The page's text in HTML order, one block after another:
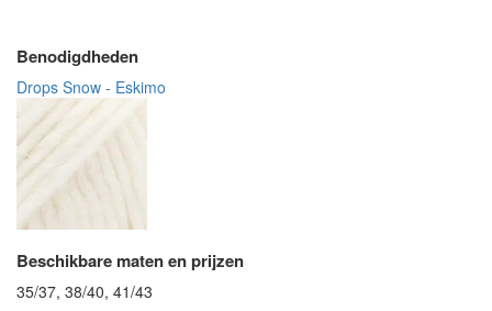
Benodigdheden
Drops Snow - Eskimo
Beschikbare maten en prijzen
35/37, 38/40, 41/43